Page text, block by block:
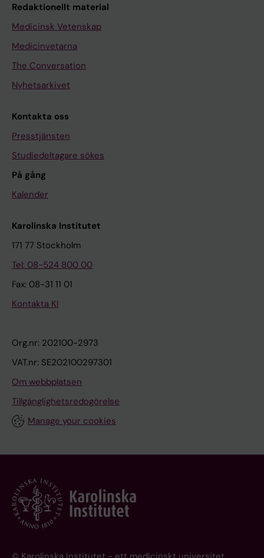
Redaktionellt material
Medicinsk Vetenskap
Medicinvetarna
The Conversation
Nyhetsarkivet
Kontakta oss
Presstjänsten
Studiedeltagare sökes
På gång
Kalender
Karolinska Institutet
171 77 Stockholm
Tel: 08-524 800 00
Fax: 08-31 11 01
Kontakta KI
Org.nr: 202100-2973
VAT.nr: SE202100297301
Om webbplatsen
Tillgänglighetsredogörelse
Manage your cookies